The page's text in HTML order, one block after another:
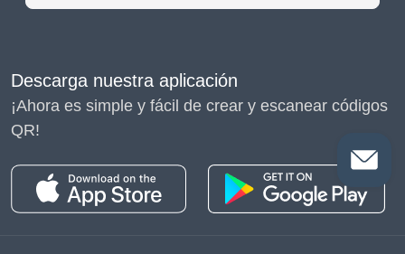
Descarga nuestra aplicación
¡Ahora es simple y fácil de crear y escanear códigos
QR!